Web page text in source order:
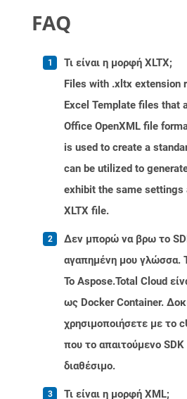
FAQ
Τι είναι η μορφή XLTX;
Files with .xltx extension
Excel Template files that
Office OpenXML file
is used to create a
can be utilized to
exhibit the same settings
XLTX file.
Δεν μπορώ να βρω το
αγαπημένη μου γλώσσα.
Το Aspose.Total Cloud
ως Docker Container.
χρησιμοποιήσετε με το
που το απαιτούμενο SDK
διαθέσιμο.
Τι είναι η μορφή XML;